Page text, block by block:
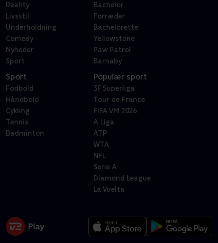
Reality
Livsstil
Underholdning
Comedy
Nyheder
Sport
Bachelor
Forræder
Bachelorette
Yellowstone
Paw Patrol
Barnaby
Sport
Fodbold
Håndbold
Cykling
Tennis
Badminton
Populær sport
3F Superliga
Tour de France
FIFA VM 2026
A Liga
ATP
WTA
NFL
Serie A
Diamond League
La Vuelta